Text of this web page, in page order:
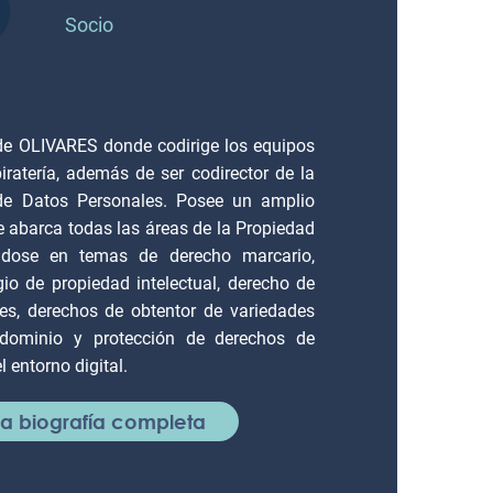
Socio
OLIVARES donde codirige los equipos
además de ser codirector de la
Datos Personales. Posee un amplio
todas las áreas de la Propiedad
en temas de derecho marcario,
de propiedad intelectual, derecho de
derechos de obtentor de variedades
y protección de derechos de
entorno digital.
biografía completa